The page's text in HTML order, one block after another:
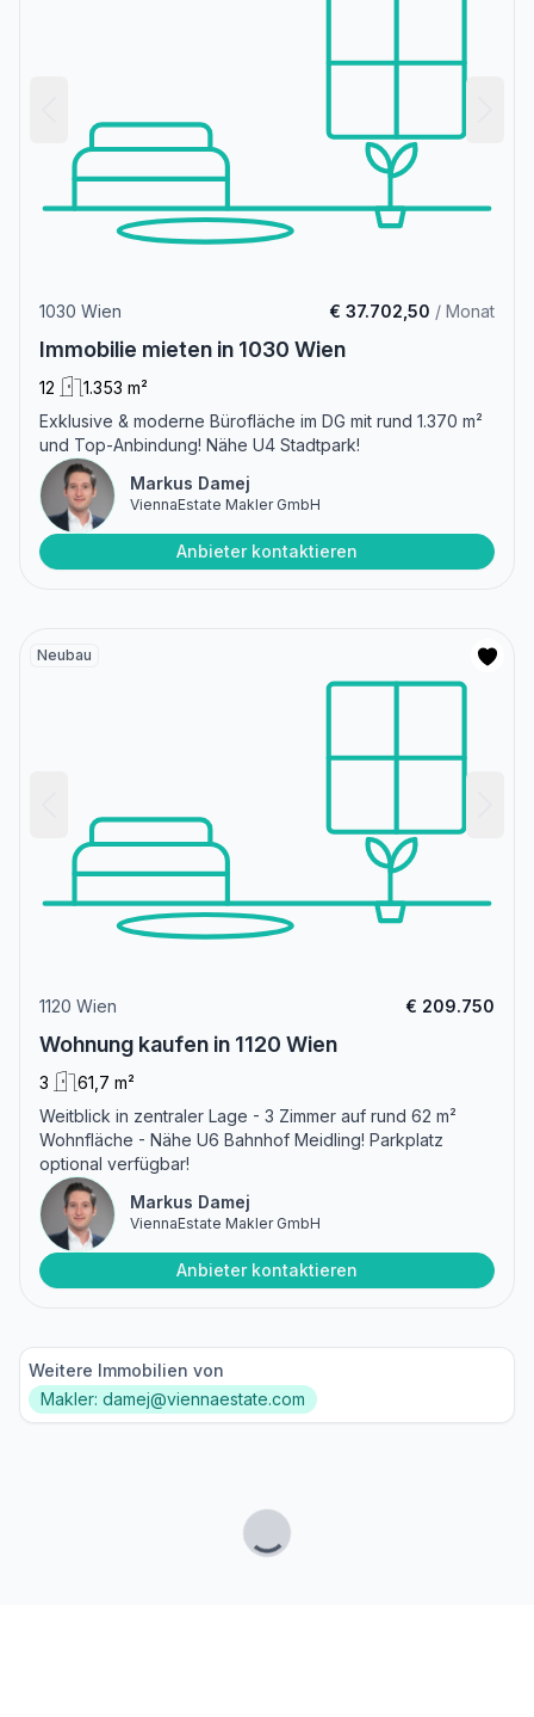
1030 Wien € 37.702,50 / Monat
Immobilie mieten in 1030 Wien
12
1.353 m²
Exklusive & moderne Bürofläche im DG mit rund 1.370 m²
und Top-Anbindung! Nähe U4 Stadtpark!
Markus Damej
ViennaEstate Makler GmbH
Anbieter kontaktieren
Neubau
1120 Wien € 209.750
Wohnung kaufen in 1120 Wien
3
61,7 m²
Weitblick in zentraler Lage - 3 Zimmer auf rund 62 m²
Wohnfläche - Nähe U6 Bahnhof Meidling! Parkplatz
optional verfügbar!
Markus Damej
ViennaEstate Makler GmbH
Anbieter kontaktieren
Weitere Immobilien von
Makler: damej@viennaestate.com